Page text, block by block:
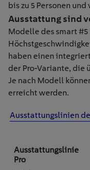
bis zu 5 Personen
Ausstattung sind
Modelle des smart #5
haben einen
der Pro-Variante, die
Je nach Modell
erreicht werden.
Ausstattungslinien
Pro